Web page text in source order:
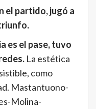
el partido, jugó a
es el pase, tuvo
La estética
como
Mastantuono-
Molina-